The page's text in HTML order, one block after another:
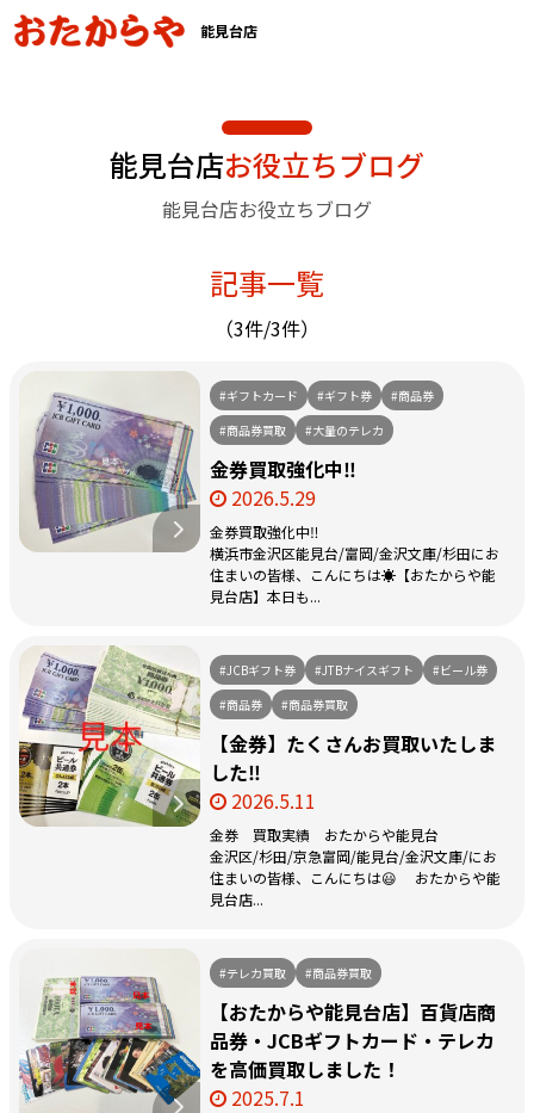
能見台店
能見台店お役立ちブログ
能見台店お役立ちブログ
記事一覧
（3件/3件）
#ギフトカード #ギフト券
#商品券
#商品券買取
#大量のテレカ
金券買取強化中‼️
2026.5.29
金券買取強化中‼️
横浜市金沢区能見台/富岡/金沢文庫/杉田にお
住まいの皆様、こんにちは☀️【おたからや能
見台店】本日も...
#JCBギフト券 #JTBナイスギフト
#ビール券
#商品券
#商品券買取
【金券】たくさんお買取いたしま
した‼️
2026.5.11
金券 買取実績 おたからや能見台
金沢区/杉田/京急富岡/能見台/金沢文庫/にお
住まいの皆様、こんにちは😃 おたからや能
見台店...
#テレカ買取 #商品券買取
【おたからや能見台店】百貨店商
品券・JCBギフトカード・テレカ
を高価買取しました！
2025.7.1